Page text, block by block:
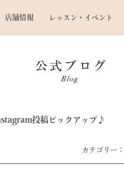
店舗情報 レッスン・イベント
投稿ピックアップ♪